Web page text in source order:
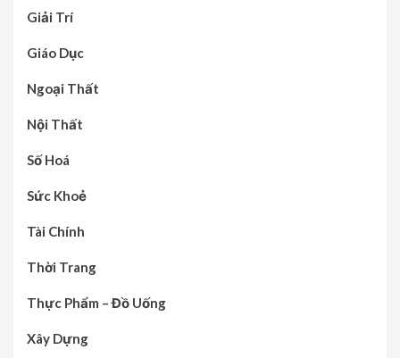
Giải Trí
Giáo Dục
Ngoại Thất
Nội Thất
Số Hoá
Sức Khoẻ
Tài Chính
Thời Trang
Thực Phẩm – Đồ Uống
Xây Dựng